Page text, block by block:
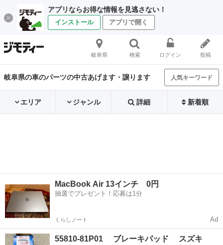
アプリならお得な情報を見逃さない！
インストール アプリで開く
岐阜県 検索 ログイン 投稿
岐阜県の車のパーツの中古あげます・譲ります 人気キーワード
エリア ジャンル 詳細 新着順
MacBook Air 13インチ 0円
抽選でプレゼント！応募は1分
くらしノート Ad
55810-81P01 ブレーキパッド スズキ